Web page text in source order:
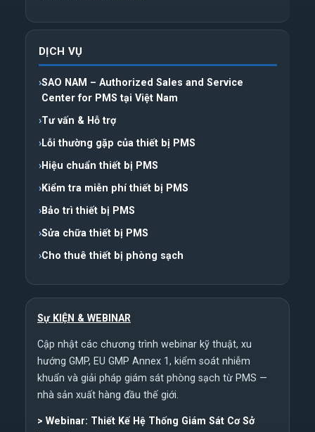
DỊCH VỤ
SAO NAM – Authorized Sales and Service
Center for PMS tại Việt Nam
Tư vấn & Hỗ trợ
Lỗi thường gặp của thiết bị PMS
Hiệu chuẩn thiết bị PMS
Kiểm tra miễn phí thiết bị PMS
Bảo trì thiết bị PMS
Sửa chữa thiết bị PMS
Cho thuê thiết bị phòng sạch
Sự KIỆN & WEBINAR
Cập nhật các chương trình webinar kỹ thuật, xu
hướng GMP, EU GMP Annex 1, kiểm soát nhiễm
khuẩn và giải pháp giám sát phòng sạch từ PMS —
nhà sản xuất hàng đầu thế giới.
> Webinar: Thiết Kế Hệ Thống Giám Sát Cơ Sở